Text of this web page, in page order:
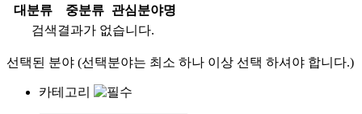
대분류
중분류
관심분야명
검색결과가 없습니다.
선택된 분야 (선택분야는 최소 하나 이상 선택 하셔야 합니다.)
카테고리